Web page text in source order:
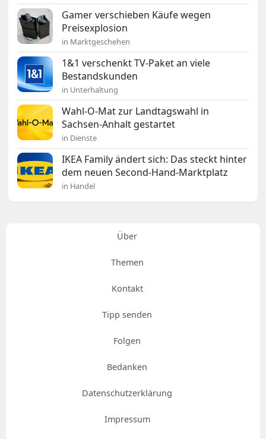
Gamer verschieben Käufe wegen
Preisexplosion
in Marktgeschehen
1&1 verschenkt TV-Paket an viele
Bestandskunden
in Unterhaltung
Wahl-O-Mat zur Landtagswahl in
Sachsen-Anhalt gestartet
in Dienste
IKEA Family ändert sich: Das steckt hinter
dem neuen Second-Hand-Marktplatz
in Handel
Über
Themen
Kontakt
Tipp senden
Folgen
Bedanken
Datenschutzerklärung
Impressum